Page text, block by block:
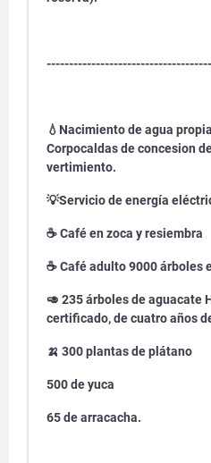
💧Nacimiento de agua
Corpocaldas de concesion
vertimiento.
💡Servicio de energía
☕️ Café en zoca y resiembra
☕️ Café adulto 9000 árboles
🥑 235 árboles de aguacate
certificado, de cuatro años
🍌 300 plantas de plátano
500 de yuca
65 de arracacha.